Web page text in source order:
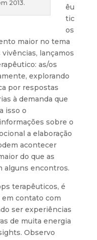
2013.
êu
tic
os
maior no tema
lançamos
as/os
explorando
por respostas
à demanda que
isso o
sobre o
a elaboração
acontecer
do que as
alguns encontros.
terapêuticos, é
contato com
ser experiências
de muita energia
Observo